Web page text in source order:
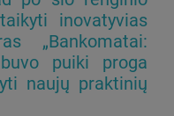
inovatyvias
„Bankomatai:
puiki proga
naujų praktinių